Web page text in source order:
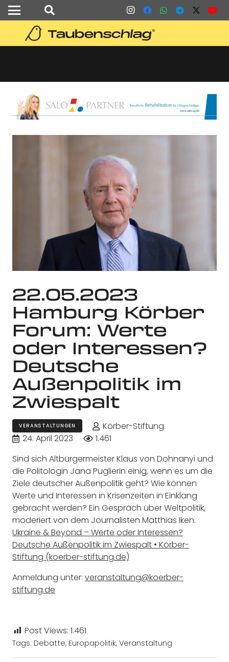
22.05.2023
Hamburg Körber
Forum: Werte
oder Interessen?
Deutsche
Außenpolitik im
Zwiespalt
VERANSTALTUNGEN
Körber-Stiftung
24. April 2023
1.461
Sind sich Altbürgermeister Klaus von Dohnanyi und
die Politologin Jana Puglierin einig, wenn es um die
Ziele deutscher Außenpolitik geht? Wie können
Werte und Interessen in Krisenzeiten in Einklang
gebracht werden? Ein Gespräch über Weltpolitik,
moderiert von dem Journalisten Matthias Iken.
Ukraine & Beyond – Werte oder Interessen?
Deutsche Außenpolitik im Zwiespalt • Körber-
Stiftung (koerber-stiftung.de)
Anmeldung unter: veranstaltung@koerber-
stiftung.de
Post Views: 1.461
Tags: Debatte, Europapolitik, Veranstaltung